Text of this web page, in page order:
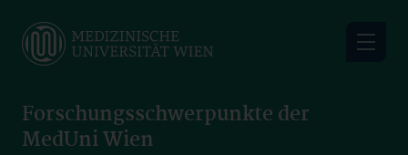
main
Forschungsschwerpunkte der
MedUni Wien